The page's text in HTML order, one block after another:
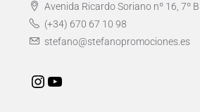
Avenida Ricardo Soriano nº 16, 7º
(+34) 670 67 10 98
stefano@stefanopromociones.es